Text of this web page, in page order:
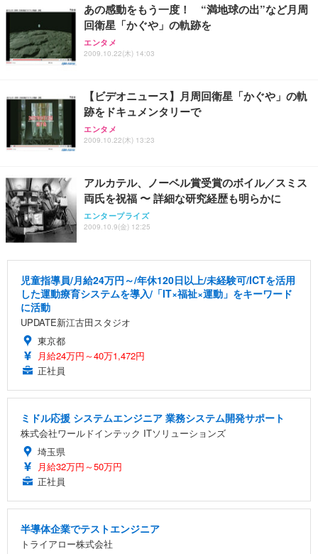
あの感動をもう一度！ “満地球の出”など月周
回衛星「かぐや」の軌跡を
エンタメ
2009.10.22(木) 14:03
【ビデオニュース】月周回衛星「かぐや」の軌
跡をドキュメンタリーで
エンタメ
2009.10.22(木) 13:23
アルカテル、ノーベル賞受賞のボイル／スミス
両氏を祝福 〜 詳細な研究経歴も明らかに
エンタープライズ
2009.10.9(金) 12:25
児童指導員/月給24万円～/年休120日以上/未経験可/ICTを活用
した運動療育システムを導入/「IT×福祉×運動」をキーワード
に活動
UPDATE新江古田スタジオ
東京都
月給24万円～40万1,472円
正社員
ミドル応援 システムエンジニア 業務システム開発サポート
株式会社ワールドインテック ITソリューションズ
埼玉県
月給32万円～50万円
正社員
半導体企業でテストエンジニア
トライアロー株式会社